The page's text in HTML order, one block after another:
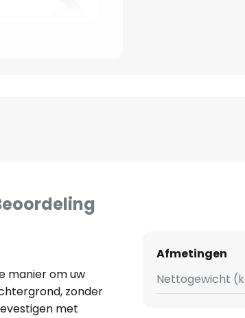
manier om uw
zonder
met
Afmetingen
Nettogewicht